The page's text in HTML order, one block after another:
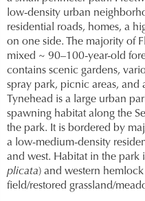
low-density urban
residential roads, homes, a
on one side. The majority of
mixed ~ 90–100-year-old
contains scenic gardens,
spray park, picnic areas, and
Tynehead is a large urban
spawning habitat along the
the park. It is bordered by
a low-medium-density
and west. Habitat in the park
plicata) and western hemlock
field/restored grassland/